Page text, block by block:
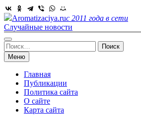
Skip
to
content
Aromatizaciya.ruс 2011 года в сети
Случайные новости
Найти:
Меню
Главная
Публикации
Политика сайта
О сайте
Карта сайта